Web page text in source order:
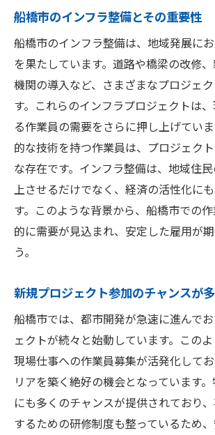
船橋市のインフラ整備とその重要性
船橋市のインフラ整備は、地域発展に
を果たしています。道路や橋梁の改修
機関の導入など、さまざまなプロジェ
す。これらのインフラプロジェクトは
る作業員の需要をさらに押し上げてい
的な技術を持つ作業員は、プロジェク
な存在です。インフラ整備は、地域住
上させるだけでなく、経済の活性化に
す。このような背景から、船橋市での
的に需要が見込まれ、安定した雇用が
う。
新規プロジェクト参加のチャンスが
船橋市では、都市開発が急速に進んで
ェクトが続々と始動しています。このよ
現場仕事への作業員募集が活発化して
リアを築く絶好の機会となっています
にも多くのチャンスが提供されており
するための研修制度も整っているため